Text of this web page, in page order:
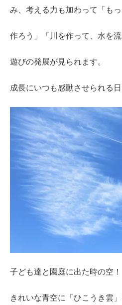
み、考える力も加わって「も
作ろう」「川を作って、水を流
遊びの発展が見られます。
成長にいつも感動させられる日
子ども達と園庭に出た時の空！
きれいな青空に「ひこうき雲